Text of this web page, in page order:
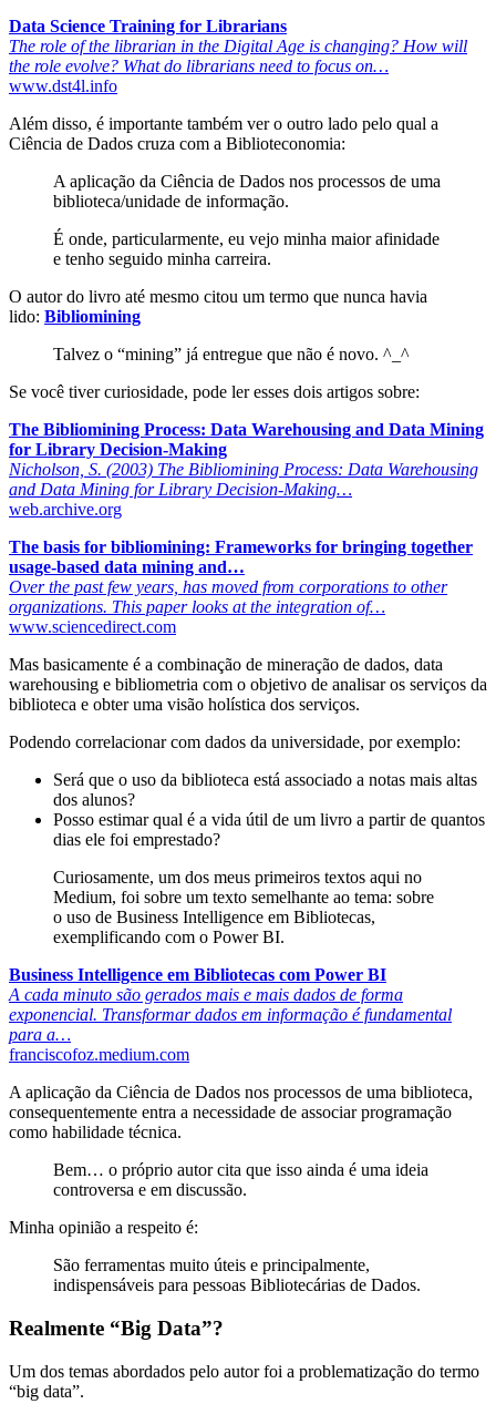
Data Science Training for Librarians
The role of the librarian in the Digital Age is changing? How will
the role evolve? What do librarians need to focus on…
www.dst4l.info
Além disso, é importante também ver o outro lado pelo qual a
Ciência de Dados cruza com a Biblioteconomia:
A aplicação da Ciência de Dados nos processos de uma
biblioteca/unidade de informação.
É onde, particularmente, eu vejo minha maior afinidade
e tenho seguido minha carreira.
O autor do livro até mesmo citou um termo que nunca havia
lido: Bibliomining
Talvez o “mining” já entregue que não é novo. ^_^
Se você tiver curiosidade, pode ler esses dois artigos sobre:
The Bibliomining Process: Data Warehousing and Data Mining
for Library Decision-Making
Nicholson, S. (2003) The Bibliomining Process: Data Warehousing
and Data Mining for Library Decision-Making…
web.archive.org
The basis for bibliomining: Frameworks for bringing together
usage-based data mining and…
Over the past few years, has moved from corporations to other
organizations. This paper looks at the integration of…
www.sciencedirect.com
Mas basicamente é a combinação de mineração de dados, data
warehousing e bibliometria com o objetivo de analisar os serviços da
biblioteca e obter uma visão holística dos serviços.
Podendo correlacionar com dados da universidade, por exemplo:
Será que o uso da biblioteca está associado a notas mais altas
dos alunos?
Posso estimar qual é a vida útil de um livro a partir de quantos
dias ele foi emprestado?
Curiosamente, um dos meus primeiros textos aqui no
Medium, foi sobre um texto semelhante ao tema: sobre
o uso de Business Intelligence em Bibliotecas,
exemplificando com o Power BI.
Business Intelligence em Bibliotecas com Power BI
A cada minuto são gerados mais e mais dados de forma
exponencial. Transformar dados em informação é fundamental
para a…
franciscofoz.medium.com
A aplicação da Ciência de Dados nos processos de uma biblioteca,
consequentemente entra a necessidade de associar programação
como habilidade técnica.
Bem… o próprio autor cita que isso ainda é uma ideia
controversa e em discussão.
Minha opinião a respeito é:
São ferramentas muito úteis e principalmente,
indispensáveis para pessoas Bibliotecárias de Dados.
Realmente “Big Data”?
Um dos temas abordados pelo autor foi a problematização do termo
“big data”.